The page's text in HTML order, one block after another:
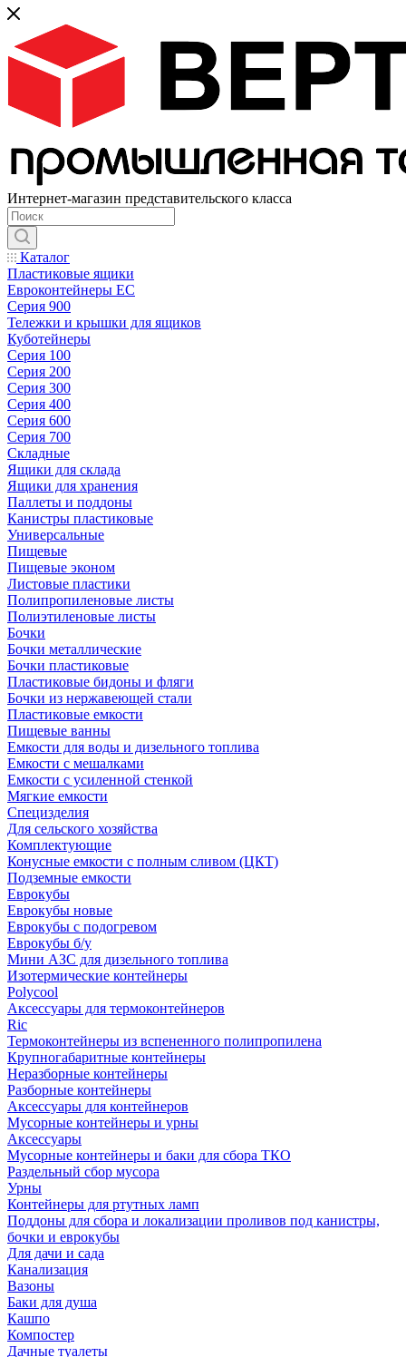
Интернет-магазин представительского класса
Каталог
Пластиковые ящики
Евроконтейнеры ЕС
Серия 900
Тележки и крышки для ящиков
Куботейнеры
Серия 100
Серия 200
Серия 300
Серия 400
Серия 600
Серия 700
Складные
Ящики для склада
Ящики для хранения
Паллеты и поддоны
Канистры пластиковые
Универсальные
Пищевые
Пищевые эконом
Листовые пластики
Полипропиленовые листы
Полиэтиленовые листы
Бочки
Бочки металлические
Бочки пластиковые
Пластиковые бидоны и фляги
Бочки из нержавеющей стали
Пластиковые емкости
Пищевые ванны
Емкости для воды и дизельного топлива
Емкости с мешалками
Емкости с усиленной стенкой
Мягкие емкости
Специзделия
Для сельского хозяйства
Комплектующие
Конусные емкости с полным сливом (ЦКТ)
Подземные емкости
Еврокубы
Еврокубы новые
Еврокубы с подогревом
Еврокубы б/у
Мини АЗС для дизельного топлива
Изотермические контейнеры
Polycool
Аксессуары для термоконтейнеров
Ric
Термоконтейнеры из вспененного полипропилена
Крупногабаритные контейнеры
Неразборные контейнеры
Разборные контейнеры
Аксессуары для контейнеров
Мусорные контейнеры и урны
Аксессуары
Мусорные контейнеры и баки для сбора ТКО
Раздельный сбор мусора
Урны
Контейнеры для ртутных ламп
Поддоны для сбора и локализации проливов под канистры,
бочки и еврокубы
Для дачи и сада
Канализация
Вазоны
Баки для душа
Кашпо
Компостер
Дачные туалеты